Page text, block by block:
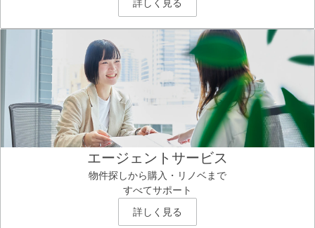
詳しく見る
エージェントサービス
物件探しから購入・リノベまで
すべてサポート
詳しく見る